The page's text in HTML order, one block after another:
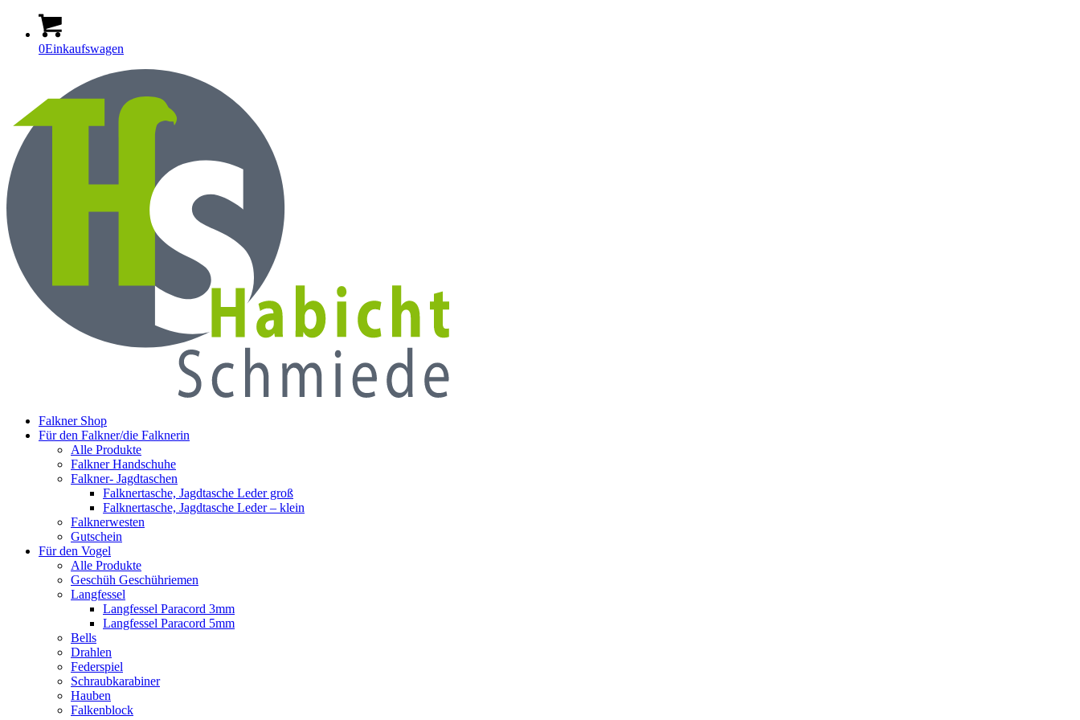
0Einkaufswagen
Falkner Shop
Für den Falkner/die Falknerin
Alle Produkte
Falkner Handschuhe
Falkner- Jagdtaschen
Falknertasche, Jagdtasche Leder groß
Falknertasche, Jagdtasche Leder – klein
Falknerwesten
Gutschein
Für den Vogel
Alle Produkte
Geschüh Geschühriemen
Langfessel
Langfessel Paracord 3mm
Langfessel Paracord 5mm
Bells
Drahlen
Federspiel
Schraubkarabiner
Hauben
Falkenblock